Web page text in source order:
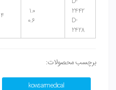
4
1.0
0.6
2442
D-
2428
برچسب محصولات:
kowsarmedical